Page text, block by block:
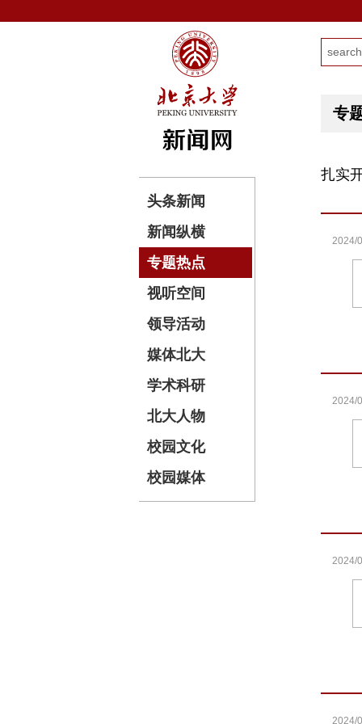
头条新闻
新闻纵横
专题热点
视听空间
领导活动
媒体北大
学术科研
北大人物
校园文化
校园媒体
专
扎实
2024/
2024/
2024/
2024/